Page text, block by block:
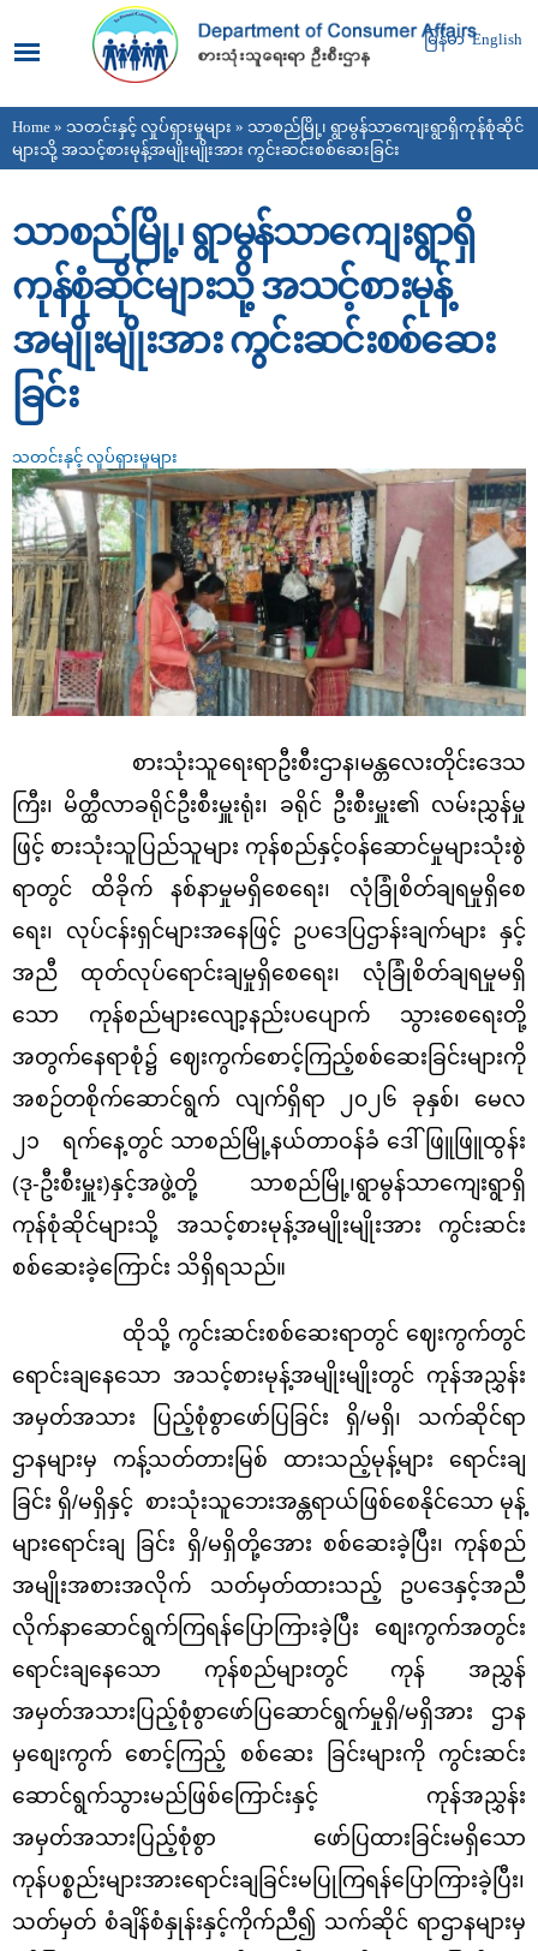
main
content
မြန်မာ English
You are here
Home » သတင်းနှင့် လှုပ်ရှားမှုများ » သာစည်မြို့၊ ရွာမွန်သာကျေးရွာရှိကုန်စုံဆိုင်
များသို့ အသင့်စားမုန့်အမျိုးမျိုးအား ကွင်းဆင်းစစ်ဆေးခြင်း
သာစည်မြို့၊ ရွာမွန်သာကျေးရွာရှိ
ကုန်စုံဆိုင်များသို့ အသင့်စားမုန့်
အမျိုးမျိုးအား ကွင်းဆင်းစစ်ဆေး
ခြင်း
သတင်းနှင့် လှုပ်ရှားမှုများ
စားသုံးသူရေးရာဦးစီးဌာန၊မန္တလေးတိုင်းဒေသ
ကြီး၊ မိတ္ထီလာခရိုင်ဦးစီးမှူးရုံး၊ ခရိုင် ဦးစီးမှူး၏ လမ်းညွှန်မှု
ဖြင့် စားသုံးသူပြည်သူများ ကုန်စည်နှင့်ဝန်ဆောင်မှုများသုံးစွဲ
ရာတွင် ထိခိုက် နစ်နာမှုမရှိစေရေး၊ လုံခြုံစိတ်ချရမှုရှိစေ
ရေး၊ လုပ်ငန်းရှင်များအနေဖြင့် ဥပဒေပြဌာန်းချက်များ နှင့်
အညီ ထုတ်လုပ်ရောင်းချမှုရှိစေရေး၊ လုံခြုံစိတ်ချရမှုမရှိ
သော ကုန်စည်များလျော့နည်းပပျောက် သွားစေရေးတို့
အတွက်နေရာစုံ၌ ဈေးကွက်စောင့်ကြည့်စစ်ဆေးခြင်းများကို
အစဉ်တစိုက်ဆောင်ရွက် လျက်ရှိရာ ၂၀၂၆ ခုနှစ်၊ မေလ
၂၁ ရက်နေ့တွင် သာစည်မြို့နယ်တာဝန်ခံ ဒေါ်ဖြူဖြူထွန်း
(ဒု-ဦးစီးမှူး)နှင့်အဖွဲ့တို့ သာစည်မြို့၊ရွာမွန်သာကျေးရွာရှိ
ကုန်စုံဆိုင်များသို့ အသင့်စားမုန့်အမျိုးမျိုးအား ကွင်းဆင်း
စစ်ဆေးခဲ့ကြောင်း သိရှိရသည်။
ထိုသို့ ကွင်းဆင်းစစ်ဆေးရာတွင် ဈေးကွက်တွင်
ရောင်းချနေသော အသင့်စားမုန့်အမျိုးမျိုးတွင် ကုန်အညွှန်း
အမှတ်အသား ပြည့်စုံစွာဖော်ပြခြင်း ရှိ/မရှိ၊ သက်ဆိုင်ရာ
ဌာနများမှ ကန့်သတ်တားမြစ် ထားသည့်မုန့်များ ရောင်းချ
ခြင်း ရှိ/မရှိနှင့် စားသုံးသူဘေးအန္တရာယ်ဖြစ်စေနိုင်သော မုန့်
များရောင်းချ ခြင်း ရှိ/မရှိတို့အေား စစ်ဆေးခဲ့ပြီး၊ ကုန်စည်
အမျိုးအစားအလိုက် သတ်မှတ်ထားသည့် ဥပဒေနှင့်အညီ
လိုက်နာဆောင်ရွက်ကြရန်ပြောကြားခဲ့ပြီး စျေးကွက်အတွင်း
ရောင်းချနေသော ကုန်စည်များတွင် ကုန် အညွှန်
အမှတ်အသားပြည့်စုံစွာဖော်ပြဆောင်ရွက်မှုရှိ/မရှိအား ဌာန
မှစျေးကွက် စောင့်ကြည့် စစ်ဆေး ခြင်းများကို ကွင်းဆင်း
ဆောင်ရွက်သွားမည်ဖြစ်ကြောင်းနှင့် ကုန်အညွှန်း
အမှတ်အသားပြည့်စုံစွာ ဖော်ပြထားခြင်းမရှိသော
ကုန်ပစ္စည်းများအား‌ရောင်းချခြင်းမပြုကြရန်ပြောကြားခဲ့ပြီး၊
သတ်မှတ် စံချိန်စံနှုန်းနှင့်ကိုက်ညီ၍ သက်ဆိုင် ရာဌာနများမှ